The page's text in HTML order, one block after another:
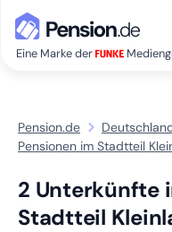
Eine Marke der
Pension.de
Pensionen im Stadtteil
2 Unterkünfte
Stadtteil